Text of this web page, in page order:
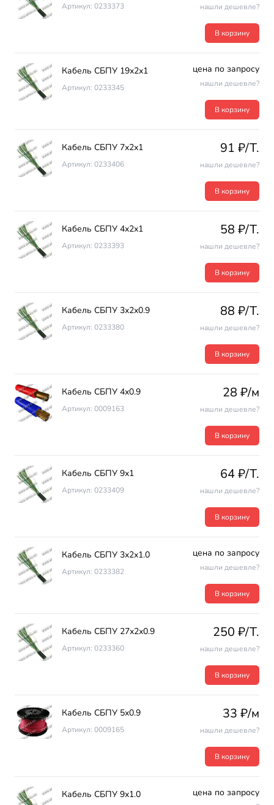
Артикул: 0233373 нашли дешевле?
В корзину
Кабель СБПУ 19х2х1
Артикул: 0233345
цена по запросу
нашли дешевле?
В корзину
Кабель СБПУ 7х2х1
Артикул: 0233406
91 ₽/T.
нашли дешевле?
В корзину
Кабель СБПУ 4х2х1
Артикул: 0233393
58 ₽/T.
нашли дешевле?
В корзину
Кабель СБПУ 3х2х0.9
Артикул: 0233380
88 ₽/T.
нашли дешевле?
В корзину
Кабель СБПУ 4х0.9
Артикул: 0009163
28 ₽/м
нашли дешевле?
В корзину
Кабель СБПУ 9х1
Артикул: 0233409
64 ₽/T.
нашли дешевле?
В корзину
Кабель СБПУ 3х2х1.0
Артикул: 0233382
цена по запросу
нашли дешевле?
В корзину
Кабель СБПУ 27х2х0.9
Артикул: 0233360
250 ₽/T.
нашли дешевле?
В корзину
Кабель СБПУ 5х0.9
Артикул: 0009165
33 ₽/м
нашли дешевле?
В корзину
Кабель СБПУ 9х1.0 цена по запросу